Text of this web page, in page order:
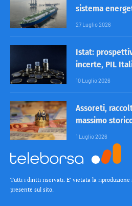
sistema
27 Luglio 2026
Istat:
incerte, PIL
10 Luglio 2026
Assoreti,
massimo
1 Luglio 2026
Tutti i diritti riservati. E’ vietata la riproduzione
presente sul sito.